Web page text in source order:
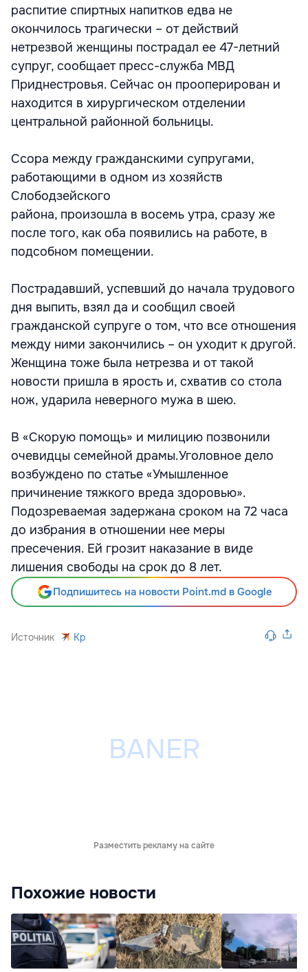
распитие спиртных напитков едва не
окончилось трагически – от действий
нетрезвой женщины пострадал ее 47-летний
супруг, сообщает пресс-служба МВД
Приднестровья. Сейчас он прооперирован и
находится в хирургическом отделении
центральной районной больницы.
Ссора между гражданскими супругами,
работающими в одном из хозяйств
Слободзейского
района, произошла в восемь утра, сразу же
после того, как оба появились на работе, в
подсобном помещении.
Пострадавший, успевший до начала трудового
дня выпить, взял да и сообщил своей
гражданской супруге о том, что все отношения
между ними закончились – он уходит к другой.
Женщина тоже была нетрезва и от такой
новости пришла в ярость и, схватив со стола
нож, ударила неверного мужа в шею.
В «Скорую помощь» и милицию позвонили
очевидцы семейной драмы.Уголовное дело
возбуждено по статье «Умышленное
причинение тяжкого вреда здоровью».
Подозреваемая задержана сроком на 72 часа
до избрания в отношении нее меры
пресечения. Ей грозит наказание в виде
лишения свободы на срок до 8 лет.
Подпишитесь на новости Point.md в Google
Источник Kp
Разместить рекламу на сайте
Похожие новости